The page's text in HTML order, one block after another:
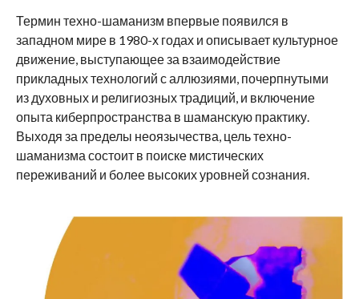
Термин техно-шаманизм впервые появился в
западном мире в 1980-х годах и описывает культурное
движение, выступающее за взаимодействие
прикладных технологий с аллюзиями, почерпнутыми
из духовных и религиозных традиций, и включение
опыта киберпространства в шаманскую практику.
Выходя за пределы неоязычества, цель техно-
шаманизма состоит в поиске мистических
переживаний и более высоких уровней сознания.